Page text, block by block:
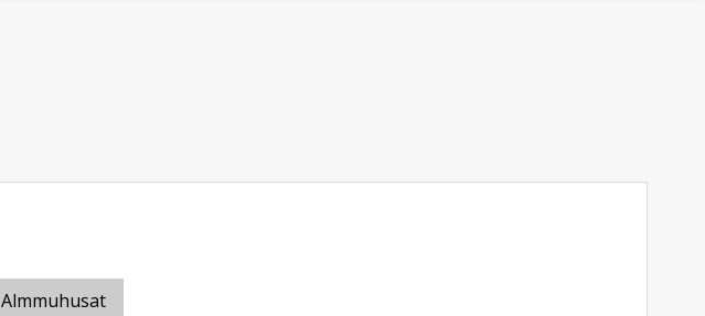
Almmuhusat